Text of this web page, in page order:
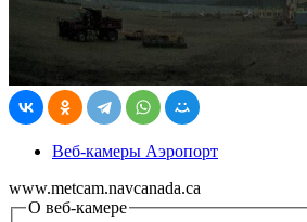
Веб-камеры Аэропорт
www.metcam.navcanada.ca
О веб-камере